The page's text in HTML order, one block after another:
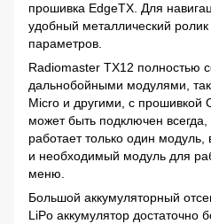
прошивка EdgeTX. Для
удобный металлический
параметров.
Radiomaster TX12 полностью
дальнобойными модулями,
Micro и другими, с
может быть подключен
работает только один
и необходимый модуль для
меню.
Большой аккумуляторный
LiPo аккумулятор достаточно